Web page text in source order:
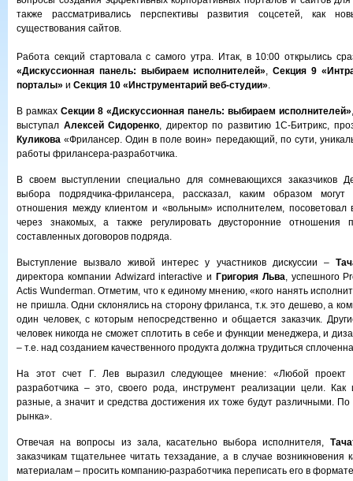
также рассматривались перспективы развития соцсетей, как
существования сайтов.
Работа секций стартовала с самого утра. Итак, в 10:00 открылись
«Дискуссионная панель: выбираем исполнителей», Секция 9
порталы» и Секция 10 «Инструментарий веб-студии».
В рамках Секции 8 «Дискуссионная панель: выбираем исполнителей»
выступал Алексей Сидоренко, директор по развитию 1С-Битрикс,
Куликова «Фрилансер. Один в поле воин» передающий, по сути,
работы фрилансера-разработчика.
В своем выступлении специально для сомневающихся заказчиков
выбора подрядчика-фрилансера, рассказал, каким образом
отношения между клиентом и «вольным» исполнителем, посоветовал
через знакомых, а также регулировать двусторонние отношения
составленных договоров подряда.
Выступление вызвало живой интерес у участников дискуссии –
директора компании Adwizard interactive и Григория Льва, успешного
Actis Wunderman. Отметим, что к единому мнению, «кого нанять
не пришла. Одни склонялись на сторону фриланса, т.к. это дешево, а
один человек, с которым непосредственно и общается заказчик.
человек никогда не сможет сплотить в себе и функции менеджера, и
– т.е. над созданием качественного продукта должна трудиться
На этот счет Г. Лев выразил следующее мнение: «Любой
разработчика – это, своего рода, инструмент реализации цели. Как
разные, а значит и средства достижения их тоже будут различными.
рынка».
Отвечая на вопросы из зала, касательно выбора исполнителя,
заказчикам тщательнее читать техзадание, а в случае возникновения
материалам – просить компанию-разработчика переписать его в